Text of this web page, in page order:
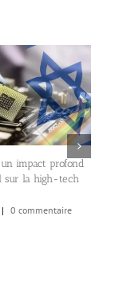
impact profond
sur la high-tech
| 0 commentaire